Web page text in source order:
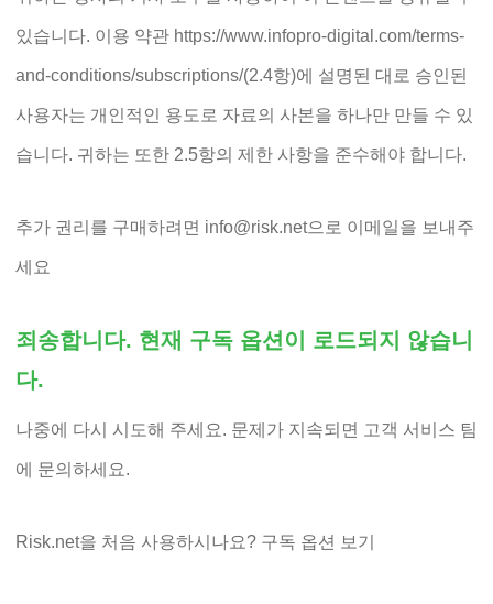
있습니다. 이용 약관 https://www.infopro-digital.com/terms-
and-conditions/subscriptions/(2.4항)에 설명된 대로 승인된
사용자는 개인적인 용도로 자료의 사본을 하나만 만들 수 있
습니다. 귀하는 또한 2.5항의 제한 사항을 준수해야 합니다.
추가 권리를 구매하려면 info@risk.net으로 이메일을 보내주
세요
죄송합니다. 현재 구독 옵션이 로드되지 않습니
다.
나중에 다시 시도해 주세요. 문제가 지속되면 고객 서비스 팀
에 문의하세요.
Risk.net을 처음 사용하시나요? 구독 옵션 보기